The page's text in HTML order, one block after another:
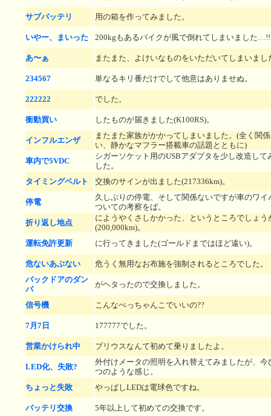
サブバッテリ 用の箱を作ってみました。
いやー、まいった 200kgもあるバイクが風で倒れてしまいました…!!
あ〜ぁ またまた、よけいなものをいただいてしまいまし
234567 単なるキリ番だけでして他意はありませぬ。
222222 でした。
衝動買い したものが届きました(K100RS)。
インフルエンザ
またまた家族がかかってしまいました。(全く関
い、静かなマフラー搭載車の話題とともに)
車内で5VDC
シガーソケット用のUSBアダプタを少し改造して
した。
タイミングベルト
交換のサインが出ました(217336km)。
停電
久しぶりの停電、そして関係ないですが車のワイ
ついての考察をば。
折り返し地点
にようやくさしかかった、というところでしょう
(200,000km)。
運転免許更新
に行ってきました(ゴールドまではほど遠い)。
危ないあぶない
危うく無用なお布施を強制されるところでした。
バックドアのダン
パ
がヘタったので交換しました。
信号機 こんなぺっちゃんこでいいの??
7月7日 177777でした。
営業かけられ中 プリウスなんて初めて乗りましたよ。
LED化、失敗?
外付けメータの照明を入れ替えてみましたが、今
つのような感じ。
ちょっと失敗
やっぱしLEDは電球色ですね。
バッテリ交換 5年以上して初めての交換です。